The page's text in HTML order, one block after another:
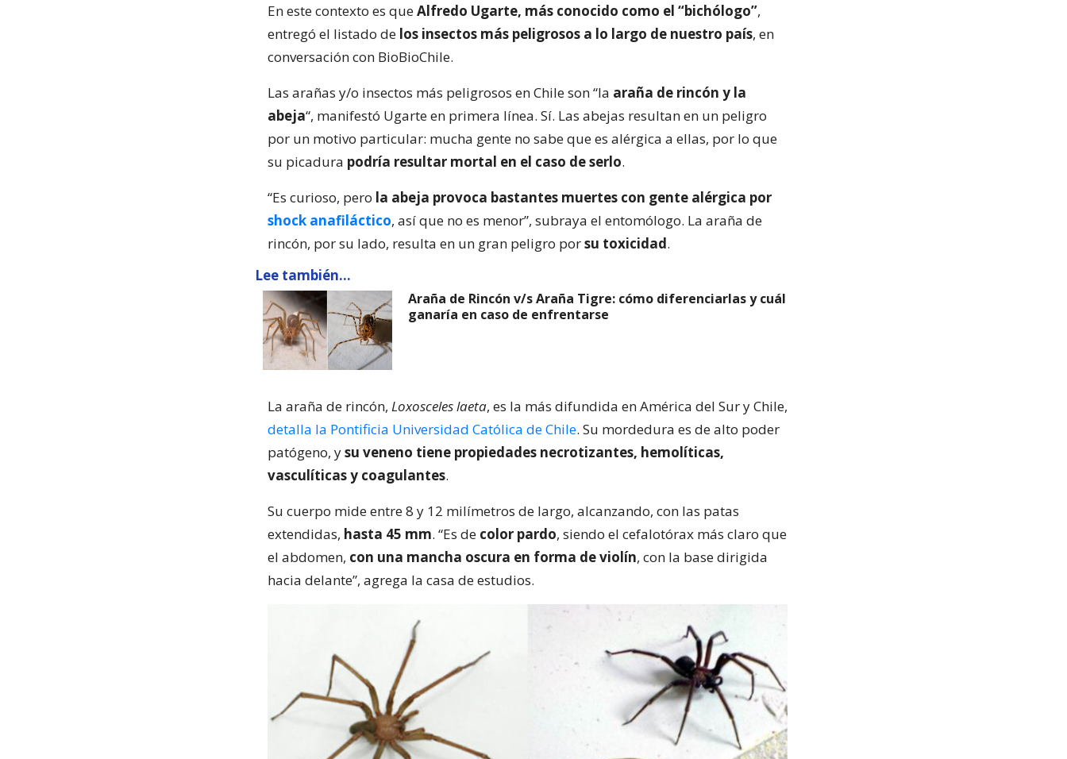
En este contexto es queAlfredo Ugarte, más conocido como el “bichólogo”,
entregó el listado de los insectos más peligrosos a lo largo de nuestro país, en
conversación con BioBioChile.
Las arañas y/o insectos más peligrosos en Chile son “la araña de rincón y la
abeja“, manifestó Ugarte en primera línea. Sí. Las abejas resultan en un peligro
por un motivo particular: mucha gente no sabe que es alérgica a ellas, por lo que
su picadura podría resultar mortal en el caso de serlo.
“Es curioso, pero la abeja provoca bastantes muertes con gente alérgica por
shock anafiláctico, así que no es menor”, subraya el entomólogo. La araña de
rincón, por su lado, resulta en un gran peligro porsu toxicidad.
Lee también...
Araña de Rincón v/s Araña Tigre: cómo diferenciarlas y cuál
ganaría en caso de enfrentarse
La araña de rincón, Loxosceles laeta, es la más difundida en América del Sur y Chile,
detalla la Pontificia Universidad Católica de Chile. Su mordedura es de alto poder
patógeno, ysu veneno tiene propiedades necrotizantes, hemolíticas,
vasculíticas y coagulantes.
Su cuerpo mide entre 8 y 12 milímetros de largo, alcanzando, con las patas
extendidas, hasta 45 mm. “Es de color pardo, siendo el cefalotórax más claro que
el abdomen, con una mancha oscura en forma de violín, con la base dirigida
hacia delante”, agrega la casa de estudios.